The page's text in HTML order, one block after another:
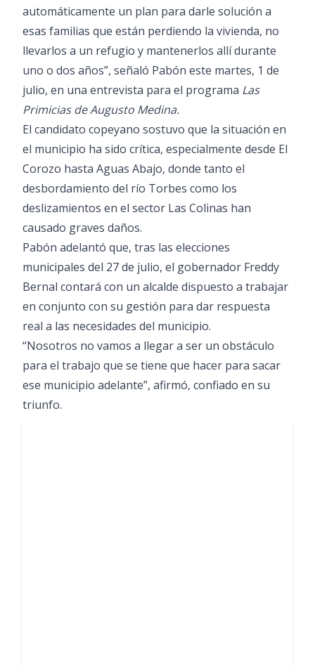
automáticamente un plan para darle solución a
esas familias que están perdiendo la vivienda, no
llevarlos a un refugio y mantenerlos allí durante
uno o dos años”, señaló Pabón este martes, 1 de
julio, en una entrevista para el programa Las
Primicias de Augusto Medina.
El candidato copeyano sostuvo que la situación en
el municipio ha sido crítica, especialmente desde El
Corozo hasta Aguas Abajo, donde tanto el
desbordamiento del río Torbes como los
deslizamientos en el sector Las Colinas han
causado graves daños.
Pabón adelantó que, tras las elecciones
municipales del 27 de julio, el gobernador Freddy
Bernal contará con un alcalde dispuesto a trabajar
en conjunto con su gestión para dar respuesta
real a las necesidades del municipio.
“Nosotros no vamos a llegar a ser un obstáculo
para el trabajo que se tiene que hacer para sacar
ese municipio adelante”, afirmó, confiado en su
triunfo.